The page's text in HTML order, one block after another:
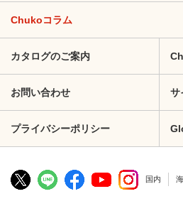
Chukoコラム
カタログのご案内
お問い合わせ サ
プライバシーポリシー
国内